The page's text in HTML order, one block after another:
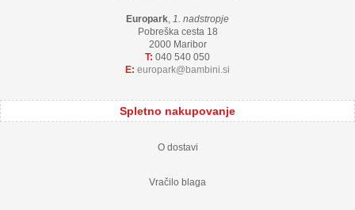
Europark, 1. nadstropje
Pobreška cesta 18
2000 Maribor
T: 040 540 050
E: europark bambini.si
Spletno nakupovanje
O dostavi
Vračilo blaga